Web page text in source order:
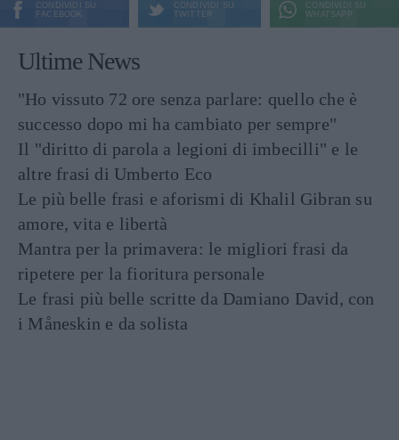
CONDIVIDI SU
FACEBOOK
CONDIVIDI SU
TWITTER
CONDIVIDI SU
WHATSAPP
Ultime News
"Ho vissuto 72 ore senza parlare: quello che è
successo dopo mi ha cambiato per sempre"
Il "diritto di parola a legioni di imbecilli" e le
altre frasi di Umberto Eco
Le più belle frasi e aforismi di Khalil Gibran su
amore, vita e libertà
Mantra per la primavera: le migliori frasi da
ripetere per la fioritura personale
Le frasi più belle scritte da Damiano David, con
i Måneskin e da solista